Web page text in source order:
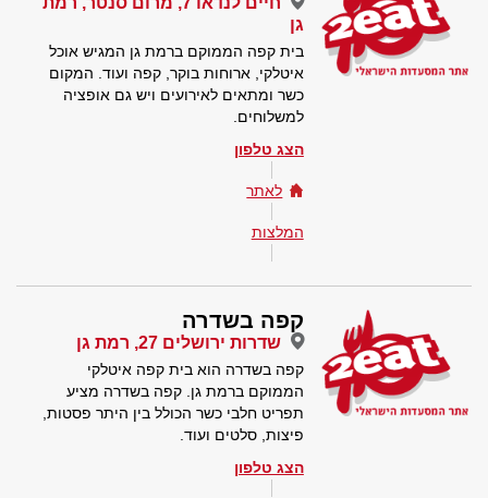
גן
בית קפה הממוקם ברמת גן המגיש אוכל
איטלקי, ארוחות בוקר, קפה ועוד. המקום
כשר ומתאים לאירועים ויש גם אופציה
למשלוחים.
הצג טלפון
לאתר
המלצות
קפה בשדרה
שדרות ירושלים 27, רמת גן
קפה בשדרה הוא בית קפה איטלקי
הממוקם ברמת גן. קפה בשדרה מציע
תפריט חלבי כשר הכולל בין היתר פסטות,
פיצות, סלטים ועוד.
הצג טלפון